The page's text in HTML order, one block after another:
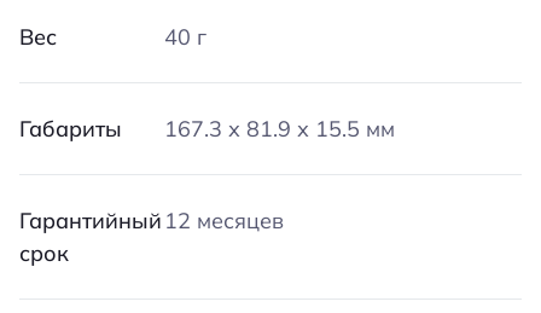
Вес 40 г
Габариты 167.3 х 81.9 х 15.5 мм
Гарантийный
срок
12 месяцев